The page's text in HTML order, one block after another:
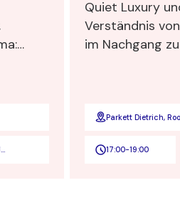
Quiet Luxury
Verständnis
im Nachgang zur INHORGENTA
Parkett Dietrich,
17:00-19:00